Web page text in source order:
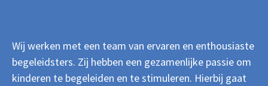
Wij werken met een team van ervaren en enthousiaste
begeleidsters. Zij hebben een gezamenlijke passie om
kinderen te begeleiden en te stimuleren. Hierbij gaat